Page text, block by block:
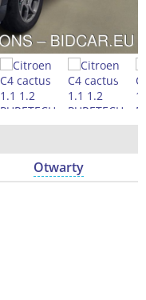
Otwarty